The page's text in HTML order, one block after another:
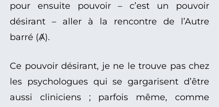
pour ensuite pouvoir – c’est un pouvoir
désirant – aller à la rencontre de l’Autre
barré (Ⱥ).
Ce pouvoir désirant, je ne le trouve pas chez
les psychologues qui se gargarisent d’être
aussi cliniciens ; parfois même, comme